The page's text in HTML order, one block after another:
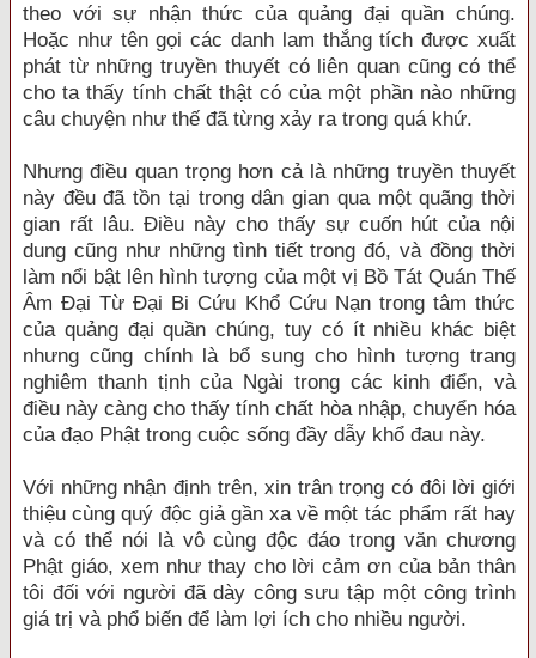
theo với sự nhận thức của quảng đại quần chúng.
Hoặc như tên gọi các danh lam thắng tích được xuất
phát từ những truyền thuyết có liên quan cũng có thể
cho ta thấy tính chất thật có của một phần nào những
câu chuyện như thế đã từng xảy ra trong quá khứ.
Nhưng điều quan trọng hơn cả là những truyền thuyết
này đều đã tồn tại trong dân gian qua một quãng thời
gian rất lâu. Điều này cho thấy sự cuốn hút của nội
dung cũng như những tình tiết trong đó, và đồng thời
làm nổi bật lên hình tượng của một vị Bồ Tát Quán Thế
Âm Đại Từ Đại Bi Cứu Khổ Cứu Nạn trong tâm thức
của quảng đại quần chúng, tuy có ít nhiều khác biệt
nhưng cũng chính là bổ sung cho hình tượng trang
nghiêm thanh tịnh của Ngài trong các kinh điển, và
điều này càng cho thấy tính chất hòa nhập, chuyển hóa
của đạo Phật trong cuộc sống đầy dẫy khổ đau này.
Với những nhận định trên, xin trân trọng có đôi lời giới
thiệu cùng quý độc giả gần xa về một tác phẩm rất hay
và có thể nói là vô cùng độc đáo trong văn chương
Phật giáo, xem như thay cho lời cảm ơn của bản thân
tôi đối với người đã dày công sưu tập một công trình
giá trị và phổ biến để làm lợi ích cho nhiều người.